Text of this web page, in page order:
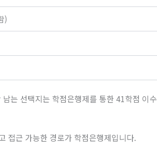
)
남는 선택지는 학점은행제를 통한 41학점 이수
접근 가능한 경로가 학점은행제입니다.